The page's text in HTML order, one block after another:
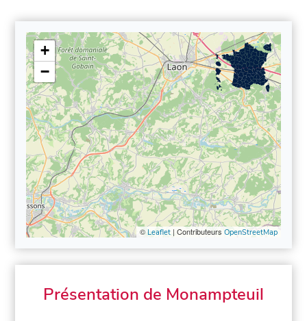
+
−
© Leaflet| Contributeurs OpenStreetMap
Présentation de Monampteuil